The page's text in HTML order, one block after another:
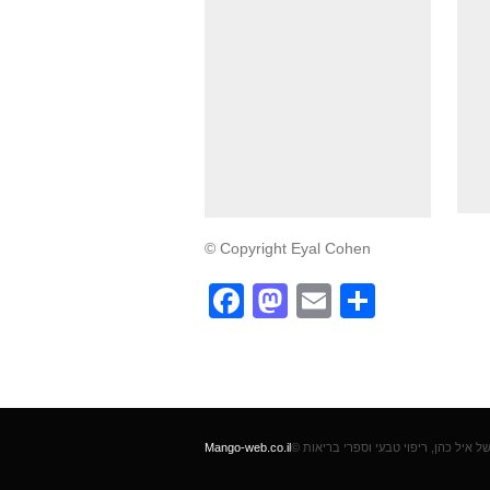
© Copyright Eyal Cohen
Facebook
Mastodon
Email
איל כהן, ריפוי טבעי וספרי בריאות Mango-web.co.il